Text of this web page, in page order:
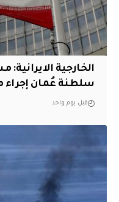
الخارجية
سلطنة عُمان إجراء
قبل يوم واحد